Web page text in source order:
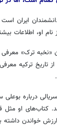
ایران
او، اطلاعات
«نخبه ترک»
ترکیه
درباره
کتاب‌های او
خواندن داشته